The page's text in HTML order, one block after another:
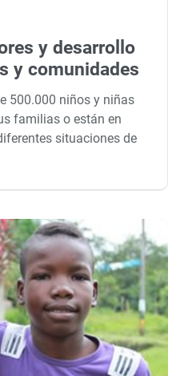
y desarrollo
y comunidades
500.000 niños y niñas
familias o están en
situaciones de